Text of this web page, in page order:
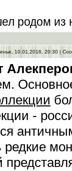
родом из
10.01.2016, 20:30 |
-
редкие